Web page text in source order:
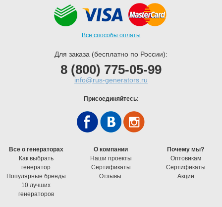
Все способы оплаты
Для заказа (бесплатно по России):
8 (800) 775-05-99
info@rus-generators.ru
Присоединяйтесь:
Все о генераторах
Как выбрать
генератор
Популярные бренды
10 лучших
генераторов
О компании
Наши проекты
Cертификаты
Отзывы
Почему мы?
Оптовикам
Cертификаты
Акции